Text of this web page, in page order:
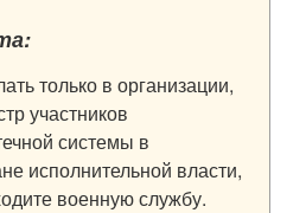
только в организации,
участников
системы в
исполнительной власти,
военную службу.